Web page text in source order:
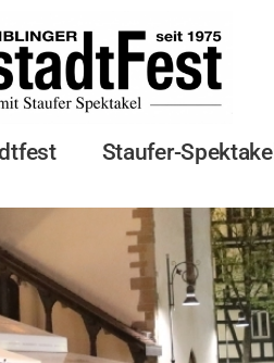
Staufer-Spektakel